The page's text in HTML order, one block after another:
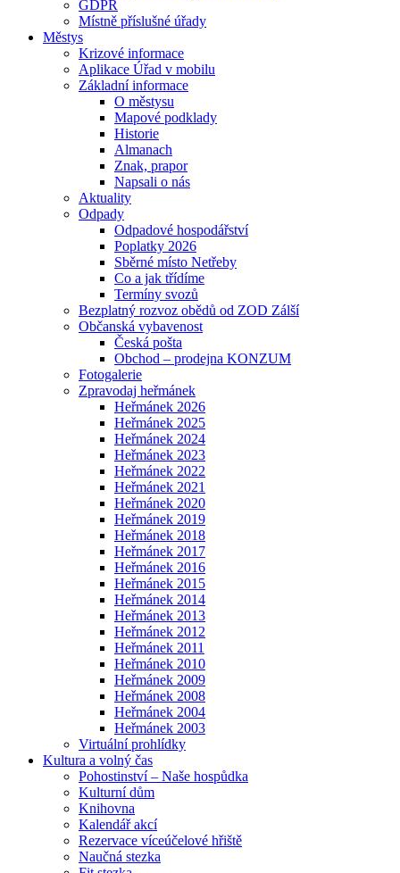
GDPR
Místně příslušné úřady
Městys
Krizové informace
Aplikace Úřad v mobilu
Základní informace
O městysu
Mapové podklady
Historie
Almanach
Znak, prapor
Napsali o nás
Aktuality
Odpady
Odpadové hospodářství
Poplatky 2026
Sběrné místo Netřeby
Co a jak třídíme
Termíny svozů
Bezplatný rozvoz obědů od ZOD Zálší
Občanská vybavenost
Česká pošta
Obchod – prodejna KONZUM
Fotogalerie
Zpravodaj heřmánek
Heřmánek 2026
Heřmánek 2025
Heřmánek 2024
Heřmánek 2023
Heřmánek 2022
Heřmánek 2021
Heřmánek 2020
Heřmánek 2019
Heřmánek 2018
Heřmánek 2017
Heřmánek 2016
Heřmánek 2015
Heřmánek 2014
Heřmánek 2013
Heřmánek 2012
Heřmánek 2011
Heřmánek 2010
Heřmánek 2009
Heřmánek 2008
Heřmánek 2004
Heřmánek 2003
Virtuální prohlídky
Kultura a volný čas
Pohostinství – Naše hospůdka
Kulturní dům
Knihovna
Kalendář akcí
Rezervace víceúčelové hřiště
Naučná stezka